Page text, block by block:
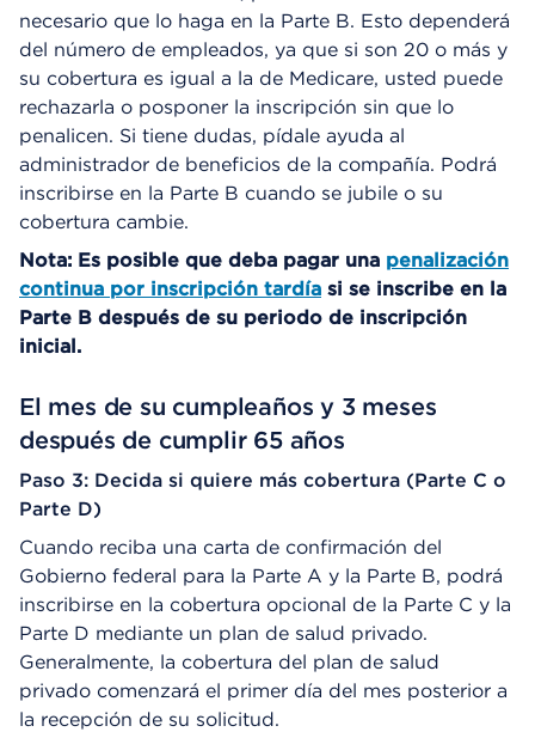
necesario que lo haga en la Parte B. Esto dependerá
del número de empleados, ya que si son 20 o más y
su cobertura es igual a la de Medicare, usted puede
rechazarla o posponer la inscripción sin que lo
penalicen. Si tiene dudas, pídale ayuda al
administrador de beneficios de la compañía. Podrá
inscribirse en la Parte B cuando se jubile o su
cobertura cambie.
Nota: Es posible que deba pagar una penalización
continua por inscripción tardía si se inscribe en la
Parte B después de su periodo de inscripción
inicial.
El mes de su cumpleaños y 3 meses
después de cumplir 65 años
Paso 3: Decida si quiere más cobertura (Parte C o
Parte D)
Cuando reciba una carta de confirmación del
Gobierno federal para la Parte A y la Parte B, podrá
inscribirse en la cobertura opcional de la Parte C y la
Parte D mediante un plan de salud privado.
Generalmente, la cobertura del plan de salud
privado comenzará el primer día del mes posterior a
la recepción de su solicitud.